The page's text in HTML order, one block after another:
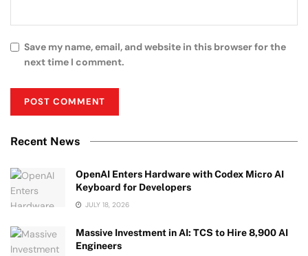
Save my name, email, and website in this browser for the
next time I comment.
Recent News
OpenAI Enters Hardware with Codex Micro AI
Keyboard for Developers
JULY 18, 2026
Massive Investment in AI: TCS to Hire 8,900 AI
Engineers